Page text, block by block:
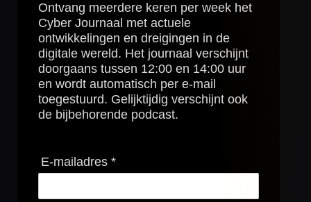
Ontvang meerdere keren per week het
Cyber Journaal met actuele
ontwikkelingen en dreigingen in de
digitale wereld. Het journaal verschijnt
doorgaans tussen 12:00 en 14:00 uur
en wordt automatisch per e-mail
toegestuurd. Gelijktijdig verschijnt ook
de bijbehorende podcast.
E-mailadres *